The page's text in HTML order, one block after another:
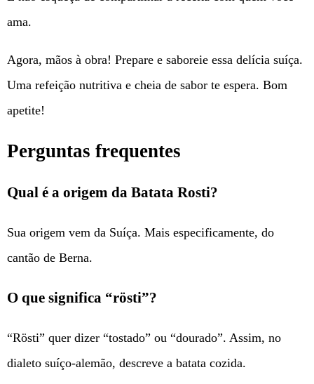
ama.
Agora, mãos à obra! Prepare e saboreie essa delícia suíça.
Uma refeição nutritiva e cheia de sabor te espera. Bom
apetite!
Perguntas frequentes
Qual é a origem da Batata Rosti?
Sua origem vem da Suíça. Mais especificamente, do
cantão de Berna.
O que significa “rösti”?
“Rösti” quer dizer “tostado” ou “dourado”. Assim, no
dialeto suíço-alemão, descreve a batata cozida.